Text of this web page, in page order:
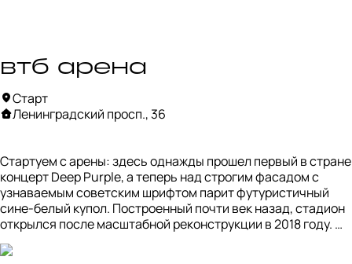
втб арена
Старт
Ленинградский просп., 36
Стартуем с арены: здесь однажды прошел первый в стране
концерт Deep Purple, а теперь над строгим фасадом с
узнаваемым советским шрифтом парит футуристичный
сине-белый купол. Построенный почти век назад, стадион
открылся после масштабной реконструкции в 2018 году.
Внизу появился торговый центр, а в куполе — хоккейный и
футбольный стадионы, превращающиеся в концертную